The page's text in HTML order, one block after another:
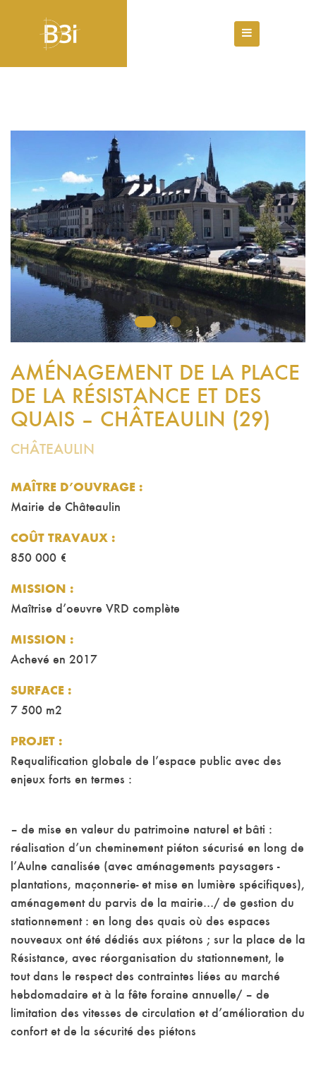
AMÉNAGEMENT DE LA PLACE
DE LA RÉSISTANCE ET DES
QUAIS – CHÂTEAULIN (29)
CHÂTEAULIN
MAÎTRE D’OUVRAGE :
Mairie de Châteaulin
COÛT TRAVAUX :
850 000 €
MISSION
:
Maîtrise d’oeuvre VRD complète
MISSION
:
Achevé en 2017
SURFACE :
7 500 m2
PROJET :
Requalification globale de l’espace public avec des
enjeux forts en termes :
– de mise en valeur du patrimoine naturel et bâti :
réalisation d’un cheminement piéton sécurisé en long de
l’Aulne canalisée (avec aménagements paysagers -
plantations, maçonnerie- et mise en lumière spécifiques),
aménagement du parvis de la mairie…/ de gestion du
stationnement : en long des quais où des espaces
nouveaux ont été dédiés aux piétons ; sur la place de la
Résistance, avec réorganisation du stationnement, le
tout dans le respect des contraintes liées au marché
hebdomadaire et à la fête foraine annuelle/ – de
limitation des vitesses de circulation et d’amélioration du
confort et de la sécurité des piétons
1 2